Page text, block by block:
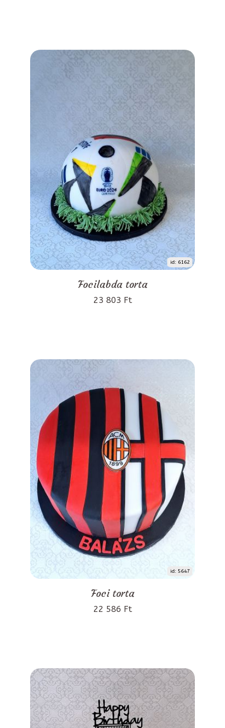
id: 6162
Focilabda torta
23 803 Ft
id: 5647
Foci torta
22 586 Ft